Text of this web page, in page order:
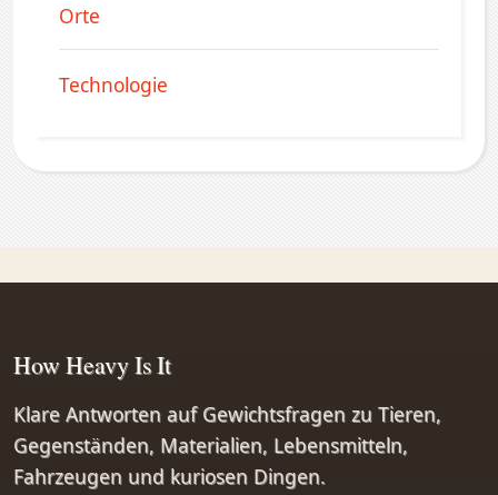
Orte
Technologie
How Heavy Is It
Klare Antworten auf Gewichtsfragen zu Tieren,
Gegenständen, Materialien, Lebensmitteln,
Fahrzeugen und kuriosen Dingen.